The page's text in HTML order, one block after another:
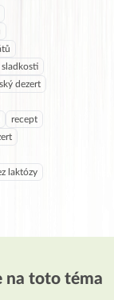
sladkosti
dezert
recept
laktózy
na toto téma